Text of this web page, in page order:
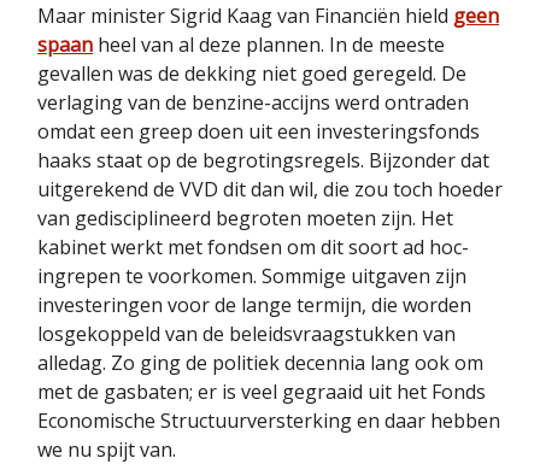
Maar minister Sigrid Kaag van Financiën hield geen
spaan heel van al deze plannen. In de meeste
gevallen was de dekking niet goed geregeld. De
verlaging van de benzine-accijns werd ontraden
omdat een greep doen uit een investeringsfonds
haaks staat op de begrotingsregels. Bijzonder dat
uitgerekend de VVD dit dan wil, die zou toch hoeder
van gedisciplineerd begroten moeten zijn. Het
kabinet werkt met fondsen om dit soort ad hoc-
ingrepen te voorkomen. Sommige uitgaven zijn
investeringen voor de lange termijn, die worden
losgekoppeld van de beleidsvraagstukken van
alledag. Zo ging de politiek decennia lang ook om
met de gasbaten; er is veel gegraaid uit het Fonds
Economische Structuurversterking en daar hebben
we nu spijt van.